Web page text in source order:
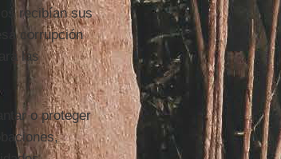
recibían sus
corrupción
las
o proteger